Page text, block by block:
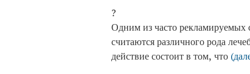
?
Одним из часто рекламируемых
считаются различного рода
действие состоит в том, что